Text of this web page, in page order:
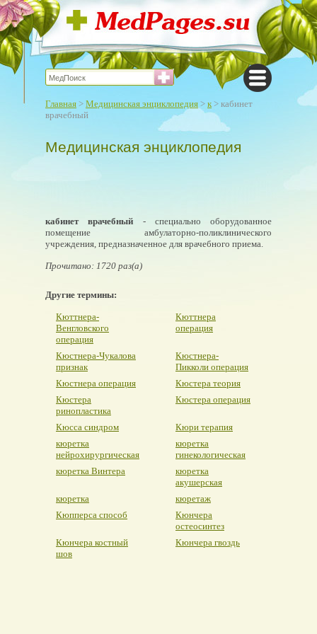
Главная > Медицинская энциклопедия > к> кабинет
врачебный
Медицинская энциклопедия
кабинет врачебный - специально оборудованное
помещение амбулаторно-поликлинического
учреждения, предназначенное для врачебного приема.
Прочитано: 1720 раз(а)
Другие термины:
Кюттнера-
Венгловского
операция
Кюттнера
операция
Кюстнера-Чукалова
признак
Кюстнера-
Пикколи операция
Кюстнера операция
Кюстера теория
Кюстера
ринопластика
Кюстера операция
Кюсса синдром
Кюри терапия
кюретка
нейрохирургическая
кюретка
гинекологическая
кюретка Винтера
кюретка
акушерская
кюретка
кюретаж
Кюпперса способ
Кюнчера
остеосинтез
Кюнчера костный
шов
Кюнчера гвоздь